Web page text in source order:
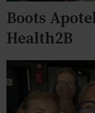
Boots
Health2B